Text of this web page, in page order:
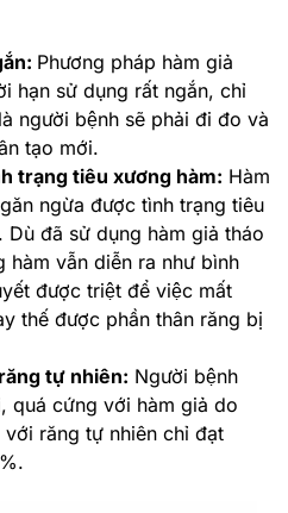
Phương pháp hàm giả
hạn sử dụng rất ngắn, chỉ
người bệnh sẽ phải đi đo và
tạo mới.
trạng tiêu xương hàm: Hàm
ngừa được tình trạng tiêu
đã sử dụng hàm giả tháo
hàm vẫn diễn ra như bình
được triệt để việc mất
thế được phần thân răng bị
tự nhiên: Người bệnh
quá cứng với hàm giả do
răng tự nhiên chỉ đạt